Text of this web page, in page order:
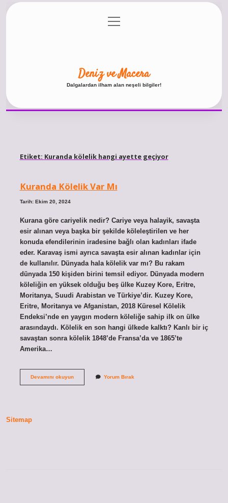
Gizlilik Politikası
menüyü
aç
Deniz ve Macera
Dalgalardan ilham alan neşeli bilgiler!
Etiket: Kuranda kölelik hangi ayette geçiyor
Kuranda Kölelik Var Mı
Tarih: Ekim 20, 2024
Kurana göre cariyelik nedir? Cariye veya halayik, savaşta
esir alınan veya başka bir şekilde köleleştirilen ve her
konuda efendilerinin iradesine bağlı olan kadınları ifade
eder. Karavaş ismi ayrıca savaşta esir alınan kadınlar için
de kullanılır. Dünyada hala kölelik var mı? Bu rakam
dünyada 150 kişiden birini temsil ediyor. Dünyada modern
köleliğin en yüksek olduğu beş ülke Kuzey Kore, Eritre,
Moritanya, Suudi Arabistan ve Türkiye’dir. Kuzey Kore,
Eritre, Moritanya ve Afganistan, 2018 Küresel Kölelik
Endeksi’nde en yaygın modern köleliğe sahip ilk on ülke
arasındaydı. Kölelik en son hangi ülkede kalktı? Kanlı bir iç
savaştan sonra kölelik 1848’de Fransa’da ve 1865’te
Amerika…
Devamını okuyunKuranda
Yorum Bırak
Sitemap